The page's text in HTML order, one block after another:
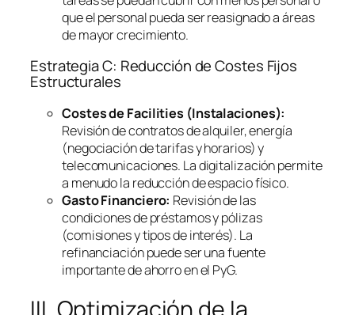
que el personal pueda ser reasignado a áreas
de mayor crecimiento.
Estrategia C: Reducción de Costes Fijos
Estructurales
Costes de Facilities (Instalaciones):
Revisión de contratos de alquiler, energía
(negociación de tarifas y horarios) y
telecomunicaciones. La digitalización permite
a menudo la reducción de espacio físico.
Gasto Financiero: Revisión de las
condiciones de préstamos y pólizas
(comisiones y tipos de interés). La
refinanciación puede ser una fuente
importante de ahorro en el PyG.